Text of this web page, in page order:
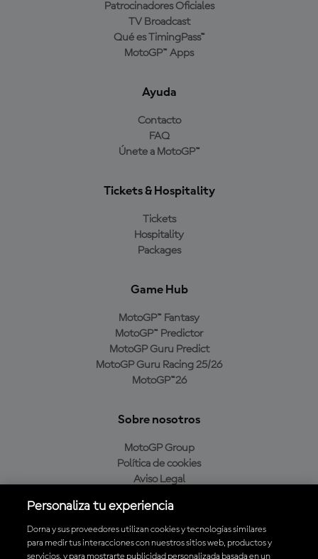
Patrocinadores Oficiales
TV Broadcast
Qué es TimingPass™
MotoGP™ Apps
Ayuda
Contacto
FAQ
Únete a MotoGP™
Tickets & Hospitality
Tickets
Hospitality
Packages
Game Hub
MotoGP™ Fantasy
MotoGP™ Predictor
MotoGP Guru Predict
MotoGP Guru Racing 25/26
MotoGP™26
Sobre nosotros
MotoGP Group
Política de cookies
Aviso Legal
Política de compra
Personaliza tu experiencia
Dorna y sus proveedores utilizan cookies y tecnologías similares
para medir tus interacciones con nuestros sitios web, productos y
servicios, y para mostrarte publicidad personalizada basada en un